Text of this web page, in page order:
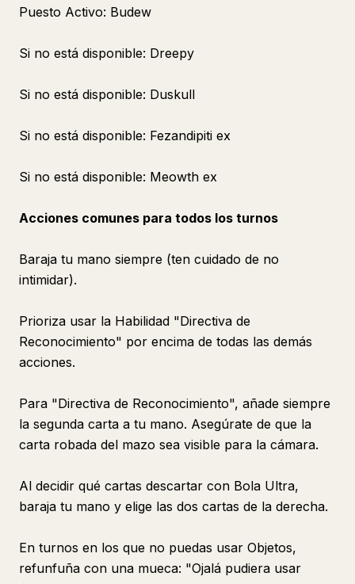
Puesto Activo: Budew
Si no está disponible: Dreepy
Si no está disponible: Duskull
Si no está disponible: Fezandipiti ex
Si no está disponible: Meowth ex
Acciones comunes para todos los turnos
Baraja tu mano siempre (ten cuidado de no
intimidar).
Prioriza usar la Habilidad "Directiva de
Reconocimiento" por encima de todas las demás
acciones.
Para "Directiva de Reconocimiento", añade siempre
la segunda carta a tu mano. Asegúrate de que la
carta robada del mazo sea visible para la cámara.
Al decidir qué cartas descartar con Bola Ultra,
baraja tu mano y elige las dos cartas de la derecha.
En turnos en los que no puedas usar Objetos,
refunfuña con una mueca: "Ojalá pudiera usar